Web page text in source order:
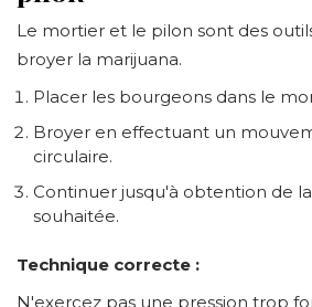
Le mortier et le pilon sont des
broyer la marijuana.
Placer les bourgeons dans le
Broyer en effectuant un
circulaire.
Continuer jusqu'à obtention de
souhaitée.
Technique correcte :
N'exercez pas une pression trop